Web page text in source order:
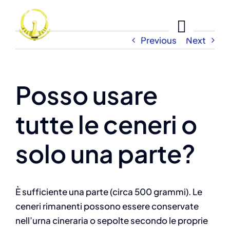
content
Previous Next
Posso usare
tutte le ceneri o
solo una parte?
È sufficiente una parte (circa 500 grammi). Le
ceneri rimanenti possono essere conservate
nell’urna cineraria o sepolte secondo le proprie